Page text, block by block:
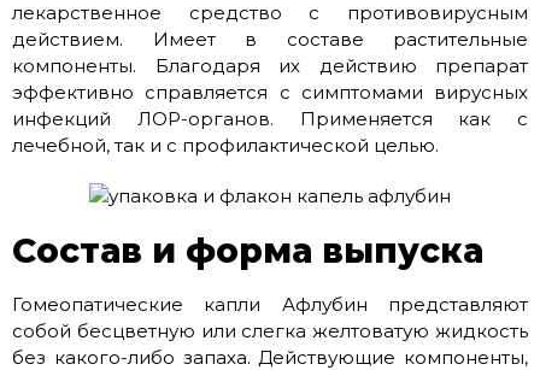
лекарственное средство с противовирусным
действием. Имеет в составе растительные
компоненты. Благодаря их действию препарат
эффективно справляется с симптомами вирусных
инфекций ЛОР-органов. Применяется как с
лечебной, так и с профилактической целью.
Состав и форма выпуска
Гомеопатические капли Афлубин представляют
собой бесцветную или слегка желтоватую жидкость
без какого-либо запаха. Действующие компоненты,